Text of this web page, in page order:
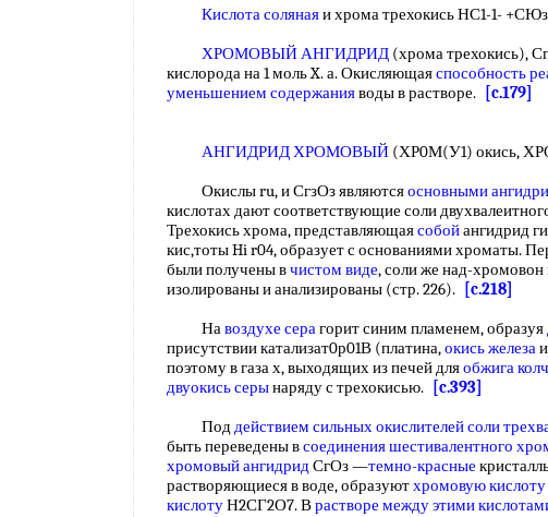
Кислота солянаяи хрома трехокись НС1-1-
ХРОМОВЫЙ АНГИДРИД (хрома трехокись),
кислорода на 1 моль X. а. Окисляющаяспособность
уменьшением содержанияводы в растворе. [c.179]
АНГИДРИД ХРОМОВЫЙ (ХР0М(У1) окись,
Окислы ru, и СгзОз являютсяосновными
кислотах дают соответствующие соли
Трехокись хрома, представляющаясобойангидрид
кис,тоты Hi r04, образует с основаниями хроматы.
были получены вчистом виде, соли же над-
изолированы и анализированы (стр. 226).
[c.218]
Навоздухе серагорит синим пламенем, образуя
присутствии катализат0р01В (платина,окись железа
поэтому в газа х, выходящих из печей дляобжига
двуокись серынаряду с трехокисью.
[c.393]
Поддействием сильныхокислителей соли
быть переведены всоединения шестивалентного
хромовый ангидридСгОз —темно-красные
растворяющиеся в воде, образуютхромовую кислоту
кислотуН2СГ2О7. Врастворе междуэтими